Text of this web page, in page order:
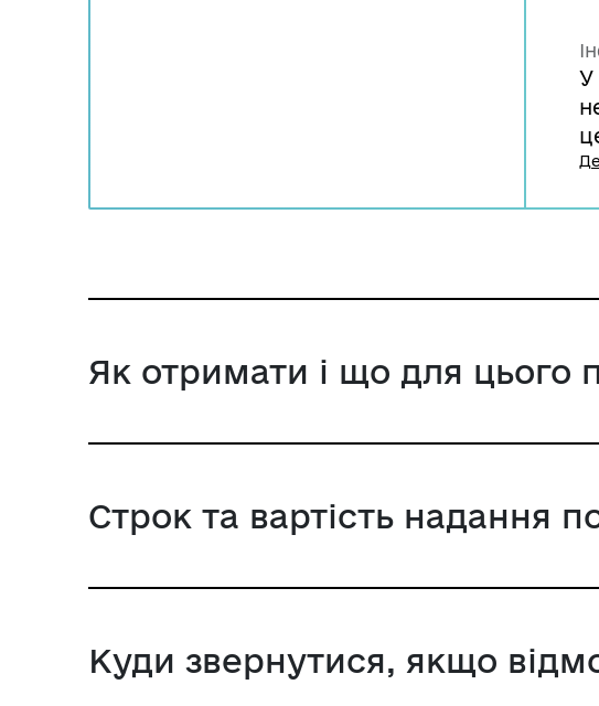
У
Як отримати і що для цього
Строк та вартість надання
Куди звернутися, якщо